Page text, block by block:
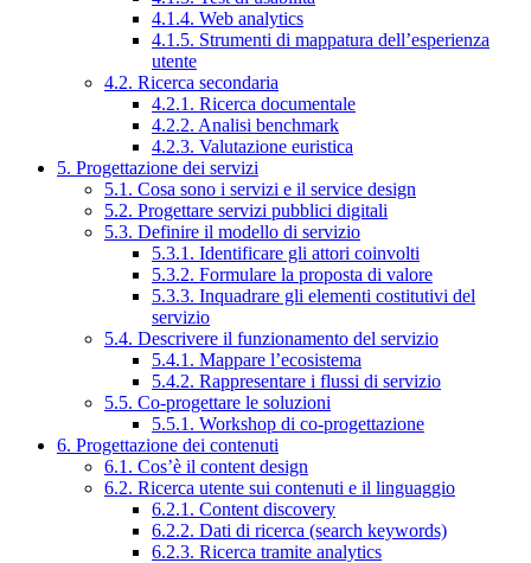
4.1.4. Web analytics
4.1.5. Strumenti di mappatura dell’esperienza
utente
4.2. Ricerca secondaria
4.2.1. Ricerca documentale
4.2.2. Analisi benchmark
4.2.3. Valutazione euristica
5. Progettazione dei servizi
5.1. Cosa sono i servizi e il service design
5.2. Progettare servizi pubblici digitali
5.3. Definire il modello di servizio
5.3.1. Identificare gli attori coinvolti
5.3.2. Formulare la proposta di valore
5.3.3. Inquadrare gli elementi costitutivi del
servizio
5.4. Descrivere il funzionamento del servizio
5.4.1. Mappare l’ecosistema
5.4.2. Rappresentare i flussi di servizio
5.5. Co-progettare le soluzioni
5.5.1. Workshop di co-progettazione
6. Progettazione dei contenuti
6.1. Cos’è il content design
6.2. Ricerca utente sui contenuti e il linguaggio
6.2.1. Content discovery
6.2.2. Dati di ricerca (search keywords)
6.2.3. Ricerca tramite analytics